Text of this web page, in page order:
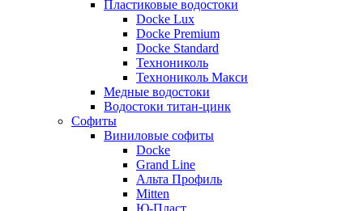
Пластиковые водостоки
Docke Lux
Docke Premium
Docke Standard
Технониколь
Технониколь Макси
Медные водостоки
Водостоки титан-цинк
Софиты
Виниловые софиты
Docke
Grand Line
Альта Профиль
Mitten
Ю-Пласт